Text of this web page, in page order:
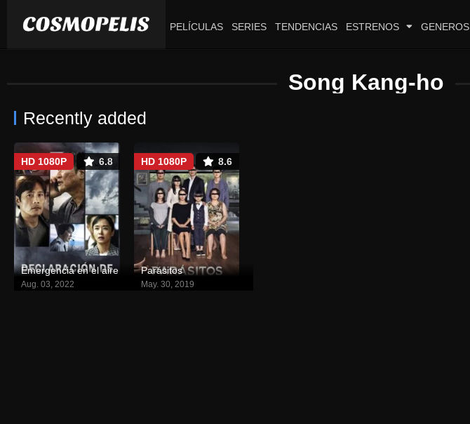
PELÍCULAS SERIES TENDENCIAS ESTRENOS GENEROS
Song Kang-ho
Recently added
6.8
HD 1080P
Emergencia en el aire
Aug. 03, 2022
8.6
HD 1080P
Parásitos
May. 30, 2019